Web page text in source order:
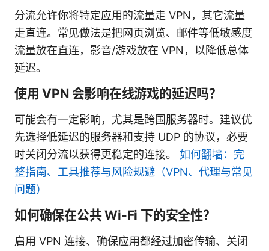
分流允许你将特定应用的流量走 VPN，其它流量
走直连。常见做法是把网页浏览、邮件等低敏感度
流量放在直连，影音/游戏放在 VPN，以降低总体
延迟。
使用 VPN 会影响在线游戏的延迟吗？
可能会有一定影响，尤其是跨国服务器时。建议优
先选择低延迟的服务器和支持 UDP 的协议，必要
时关闭分流以获得更稳定的连接。 如何翻墙：完
整指南、工具推荐与风险规避（VPN、代理与常见
问题）
如何确保在公共 Wi-Fi 下的安全性？
启用 VPN 连接、确保应用都经过加密传输、关闭